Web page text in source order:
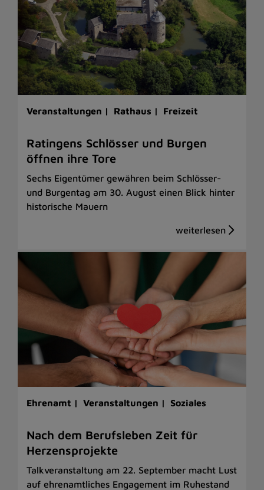
Veranstaltungen | Rathaus | Freizeit
Ratingens Schlösser und Burgen
öffnen ihre Tore
Sechs Eigentümer gewähren beim Schlösser-
und Burgentag am 30. August einen Blick hinter
historische Mauern
Ehrenamt | Veranstaltungen | Soziales
Nach dem Berufsleben Zeit für
Herzensprojekte
Talkveranstaltung am 22. September macht Lust
auf ehrenamtliches Engagement im Ruhestand